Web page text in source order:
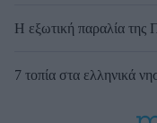
Η εξωτική παραλία της
7 τοπία στα ελληνικά